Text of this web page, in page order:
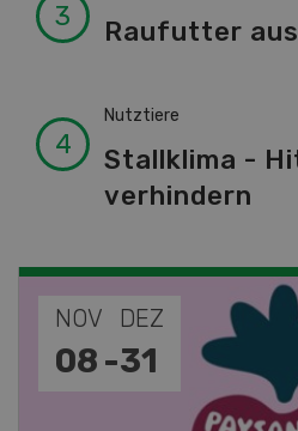
Raufutter
Nutztiere
Stallklima -
verhindern
NOV
19 -
JAN
28